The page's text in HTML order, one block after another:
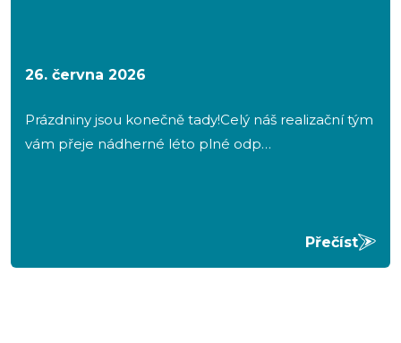
26. června 2026
Prázdniny jsou konečně tady!Celý náš realizační tým
vám přeje nádherné léto plné odp…
Přečíst